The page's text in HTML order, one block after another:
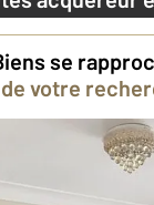
Contacter
Demander une
se
de votre